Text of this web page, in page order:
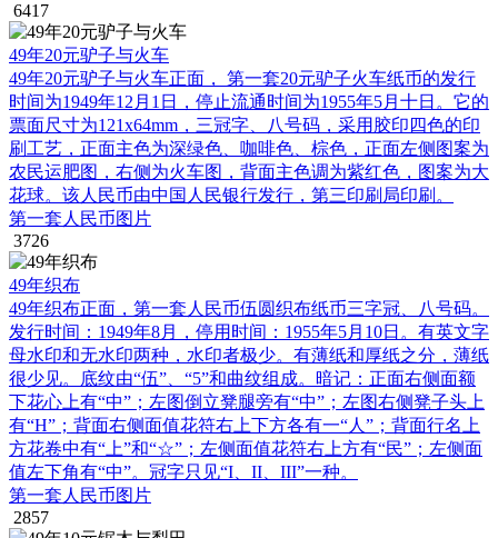
6417
49年20元驴子与火车
49年20元驴子与火车正面， 第一套20元驴子火车纸币的发行
时间为1949年12月1日，停止流通时间为1955年5月十日。它的
票面尺寸为121x64mm，三冠字、八号码，采用胶印四色的印
刷工艺，正面主色为深绿色、咖啡色、棕色，正面左侧图案为
农民运肥图，右侧为火车图，背面主色调为紫红色，图案为大
花球。该人民币由中国人民银行发行，第三印刷局印刷。
第一套人民币图片
3726
49年织布
49年织布正面，第一套人民币伍圆织布纸币三字冠、八号码。
发行时间：1949年8月，停用时间：1955年5月10日。有英文字
母水印和无水印两种，水印者极少。有薄纸和厚纸之分，薄纸
很少见。底纹由“伍”、“5”和曲纹组成。暗记：正面右侧面额
下花心上有“中”；左图倒立凳腿旁有“中”；左图右侧凳子头上
有“H”；背面右侧面值花符右上下方各有一“人”；背面行名上
方花卷中有“上”和“☆”；左侧面值花符右上方有“民”；左侧面
值左下角有“中”。冠字只见“I、II、III”一种。
第一套人民币图片
2857